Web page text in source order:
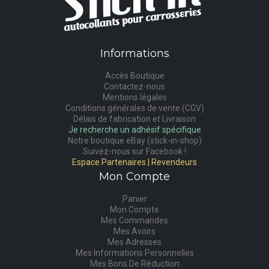
Informations
Accès Boutique
Contactez-nous
Mentions légales
Conditions générales de vente (CGV)
Délais de fabrication et Livraison
Je recherche un adhésif spécifique
Notre boutique eBay (stick-in-shop)
Suivez-nous sur Facebook !
Espace Partenaires | Revendeurs
Mon Compte
Panier
Mon Compte
Mes Commandes
Mes Avoirs
Mes Adresses
Mes Informations Personnelles
Mes Bons De Réduction